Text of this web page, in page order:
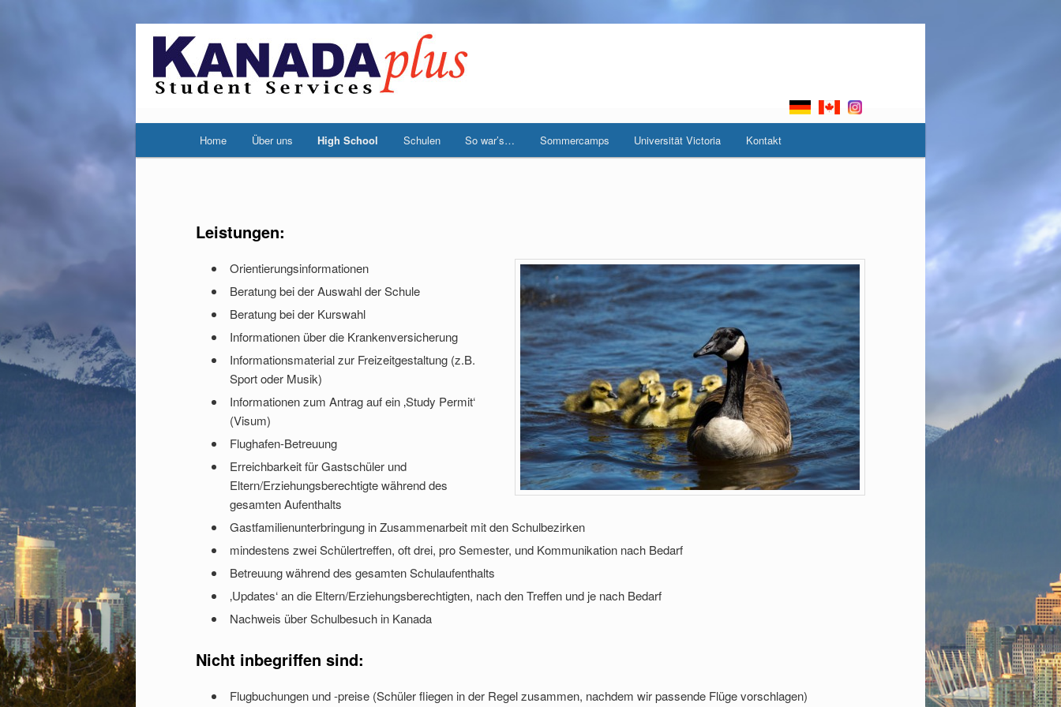
Zum
Zum
Home Über uns High School Schulen So war’s… Sommercamps Universität Victoria Kontakt
Leistungen:
Orientierungsinformationen
Beratung bei der Auswahl der Schule
Beratung bei der Kurswahl
Informationen über die Krankenversicherung
Informationsmaterial zur Freizeitgestaltung (z.B.
Sport oder Musik)
Informationen zum Antrag auf ein ‚Study Permit‘
(Visum)
Flughafen-Betreuung
Erreichbarkeit für Gastschüler und
Eltern/Erziehungsberechtigte während des
gesamten Aufenthalts
Gastfamilienunterbringung in Zusammenarbeit mit den Schulbezirken
mindestens zwei Schülertreffen, oft drei, pro Semester, und Kommunikation nach Bedarf
Betreuung während des gesamten Schulaufenthalts
‚Updates‘ an die Eltern/Erziehungsberechtigten, nach den Treffen und je nach Bedarf
Nachweis über Schulbesuch in Kanada
Nicht inbegriffen sind:
Flugbuchungen und -preise (Schüler fliegen in der Regel zusammen, nachdem wir passende Flüge vorschlagen)